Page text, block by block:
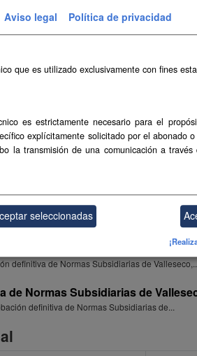
definitiva de Modificación Puntual N2 de...
de Modificación Puntual N2 de
definitiva de Modificación Puntual N2 de
de Modificación Puntual N2 de
definitiva de Modificación Puntual N2 de...
Normas Subsidiarias de
definitiva de Normas Subsidiarias de...
de Normas Subsidiarias de
definitiva de Normas Subsidiarias de...
de Normas Subsidiarias de
definitiva de Normas Subsidiarias de
de Normas Subsidiarias de
definitiva de Normas Subsidiarias de...
Aviso legal Política de privacidad
que es utilizado exclusivamente con fines
es estrictamente necesario para el
explícitamente solicitado por el abonado
la transmisión de una comunicación a
seleccionadas